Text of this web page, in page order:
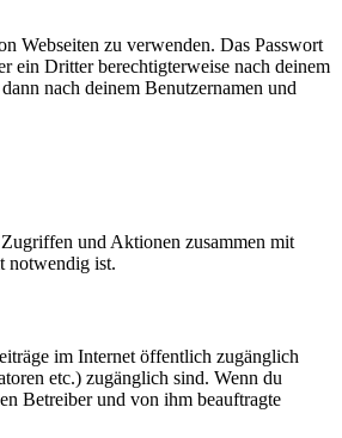
Webseiten zu verwenden. Das Passwort
ein Dritter berechtigterweise nach deinem
nach deinem Benutzernamen und
und Aktionen zusammen mit
notwendig ist.
im Internet öffentlich zugänglich
etc.) zugänglich sind. Wenn du
Betreiber und von ihm beauftragte